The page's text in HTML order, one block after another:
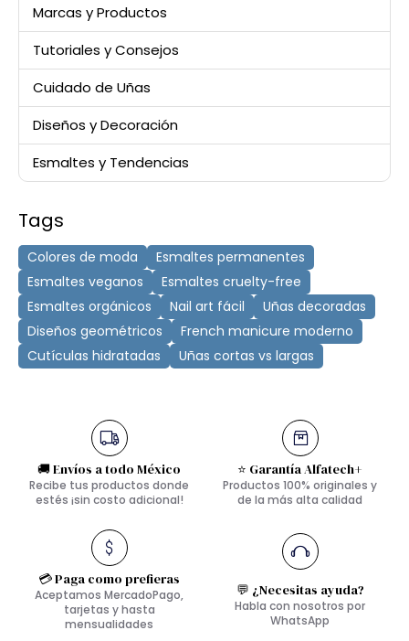
Marcas y Productos
Tutoriales y Consejos
Cuidado de Uñas
Diseños y Decoración
Esmaltes y Tendencias
Tags
Colores de moda
Esmaltes permanentes
Esmaltes veganos
Esmaltes cruelty-free
Esmaltes orgánicos
Nail art fácil
Uñas decoradas
Diseños geométricos
French manicure moderno
Cutículas hidratadas
Uñas cortas vs largas
🚚 Envíos a todo México
Recibe tus productos donde
estés ¡sin costo adicional!
⭐ Garantía Alfatech+
Productos 100% originales y
de la más alta calidad
💳 Paga como prefieras
Aceptamos MercadoPago,
tarjetas y hasta
mensualidades
💬 ¿Necesitas ayuda?
Habla con nosotros por
WhatsApp